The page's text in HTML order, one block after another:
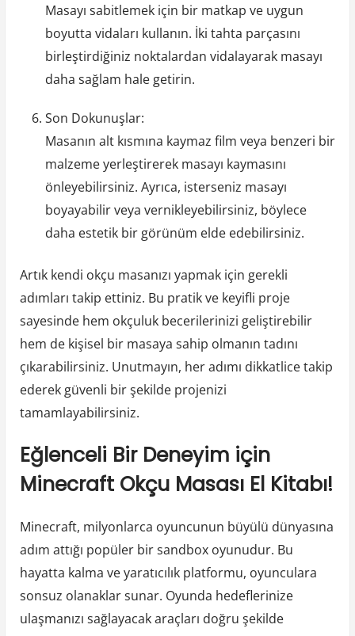
Masayı sabitlemek için bir matkap ve uygun
boyutta vidaları kullanın. İki tahta parçasını
birleştirdiğiniz noktalardan vidalayarak masayı
daha sağlam hale getirin.
Son Dokunuşlar:
Masanın alt kısmına kaymaz film veya benzeri bir
malzeme yerleştirerek masayı kaymasını
önleyebilirsiniz. Ayrıca, isterseniz masayı
boyayabilir veya vernikleyebilirsiniz, böylece
daha estetik bir görünüm elde edebilirsiniz.
Artık kendi okçu masanızı yapmak için gerekli
adımları takip ettiniz. Bu pratik ve keyifli proje
sayesinde hem okçuluk becerilerinizi geliştirebilir
hem de kişisel bir masaya sahip olmanın tadını
çıkarabilirsiniz. Unutmayın, her adımı dikkatlice takip
ederek güvenli bir şekilde projenizi
tamamlayabilirsiniz.
Eğlenceli Bir Deneyim için
Minecraft Okçu Masası El Kitabı!
Minecraft, milyonlarca oyuncunun büyülü dünyasına
adım attığı popüler bir sandbox oyunudur. Bu
hayatta kalma ve yaratıcılık platformu, oyunculara
sonsuz olanaklar sunar. Oyunda hedeflerinize
ulaşmanızı sağlayacak araçları doğru şekilde